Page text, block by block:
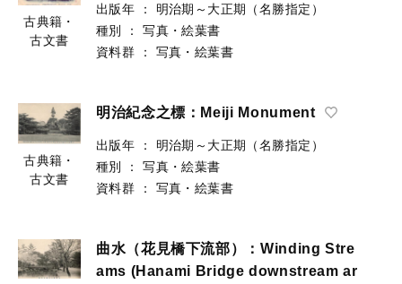
古典籍・
古文書
出版年 ：
明治期～大正期（名勝指定）
種別
：
写真・絵葉書
資料群
： 写真・絵葉書
古典籍・
古文書
明治紀念之標：Meiji Monument
出版年 ：
明治期～大正期（名勝指定）
種別
：
写真・絵葉書
資料群
： 写真・絵葉書
曲水（花見橋下流部）：Winding Stre
ams (Hanami Bridge downstream ar